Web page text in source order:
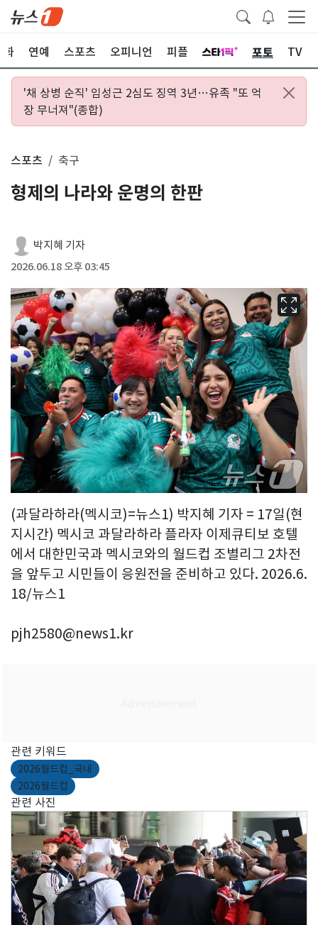
화 연예 스포츠 오피니언 피플 포토 TV
'채 상병 순직' 임성근 2심도 징역 3년…유족 "또 억
장 무너져"(종합)
스포츠 축구
형제의 나라와 운명의 한판
박지혜 기자
2026.06.18 오후 03:45
(과달라하라(멕시코)=뉴스1) 박지혜 기자 = 17일(현
지시간) 멕시코 과달라하라 플라자 이제큐티보 호텔
에서 대한민국과 멕시코와의 월드컵 조별리그 2차전
을 앞두고 시민들이 응원전을 준비하고 있다. 2026.6.
18/뉴스1
pjh2580@news1.kr
관련 키워드
2026월드컵_국내
2026월드컵
관련 사진